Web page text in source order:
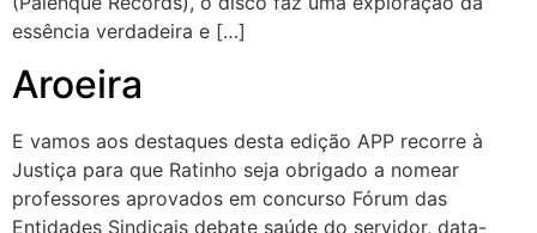
essência verdadeira e […]
Aroeira
E vamos aos destaques desta edição APP recorre à
Justiça para que Ratinho seja obrigado a nomear
professores aprovados em concurso Fórum das
Entidades Sindicais debate saúde do servidor, data-